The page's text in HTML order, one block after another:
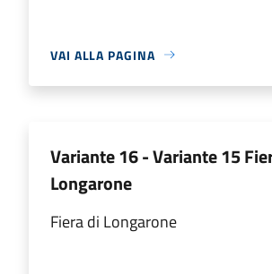
VAI ALLA PAGINA
Variante 16 - Variante 15
Longarone
Fiera di Longarone